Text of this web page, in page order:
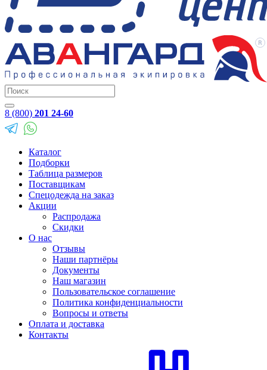
8 (800) 201 24-60
Каталог
Подборки
Таблица размеров
Поставщикам
Спецодежда на заказ
Акции
Распродажа
Скидки
О нас
Отзывы
Наши партнёры
Документы
Наш магазин
Пользовательское соглашение
Политика конфиденциальности
Вопросы и ответы
Оплата и доставка
Контакты